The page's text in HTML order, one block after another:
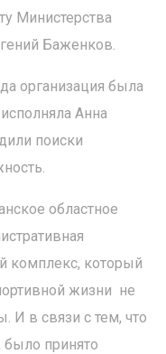
Министерства
Баженков.
организация была
Анна
поиски
областное
комплекс, который
жизни не
И в связи с тем, что
было принято